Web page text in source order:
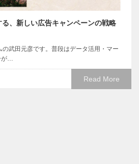
、新しい広告キャンペーンの戦略
武田元彦です。普段はデータ活用・マー
が…
Read More